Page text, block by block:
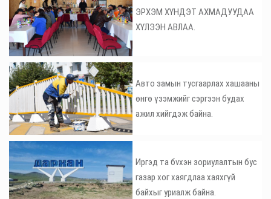
ЭРХЭМ ХҮНДЭТ АХМАДУУДАА
ХҮЛЭЭН АВЛАА.
Авто замын тусгаарлах хашааны
өнгө үзэмжийг сэргээн будах
ажил хийгдэж байна.
Иргэд та бvхэн зориулалтын бус
газар хог хаягдлаа хаяхгүй
байхыг уриалж байна.